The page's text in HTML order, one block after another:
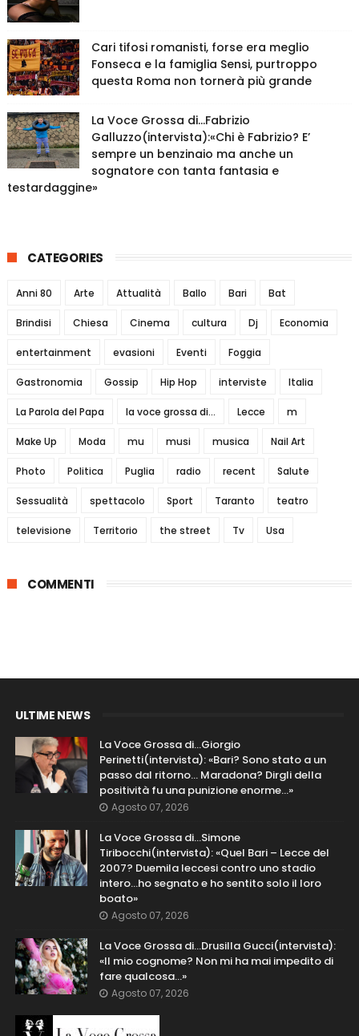
Cari tifosi romanisti, forse era meglio
Fonseca e la famiglia Sensi, purtroppo
questa Roma non tornerà più grande
La Voce Grossa di…Fabrizio
Galluzzo(intervista):«Chi è Fabrizio? E’
sempre un benzinaio ma anche un
sognatore con tanta fantasia e
testardaggine»
CATEGORIES
Anni 80 Arte Attualità Ballo Bari Bat
Brindisi Chiesa Cinema cultura Dj Economia
entertainment evasioni Eventi Foggia
Gastronomia Gossip Hip Hop interviste Italia
La Parola del Papa la voce grossa di... Lecce m
Make Up Moda mu musi musica Nail Art
Photo Politica Puglia radio recent Salute
Sessualità spettacolo Sport Taranto teatro
televisione Territorio the street Tv Usa
COMMENTI
ULTIME NEWS
La Voce Grossa di…Giorgio
Perinetti(intervista): «Bari? Sono stato a un
passo dal ritorno... Maradona? Dirgli della
positività fu una punizione enorme…»
Agosto 07, 2026
La Voce Grossa di…Simone
Tiribocchi(intervista): «Quel Bari – Lecce del
2007? Duemila leccesi contro uno stadio
intero...ho segnato e ho sentito solo il loro
boato»
Agosto 07, 2026
La Voce Grossa di…Drusilla Gucci(intervista):
«Il mio cognome? Non mi ha mai impedito di
fare qualcosa…»
Agosto 07, 2026